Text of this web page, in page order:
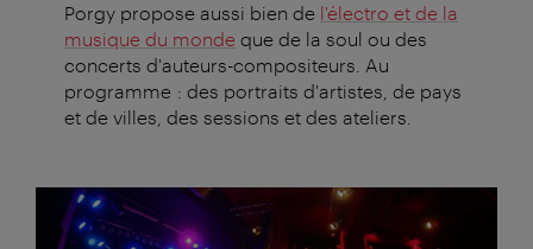
Porgy propose aussi bien de l'électro et de la
musique du monde que de la soul ou des
concerts d'auteurs-compositeurs. Au
programme : des portraits d'artistes, de pays
et de villes, des sessions et des ateliers.